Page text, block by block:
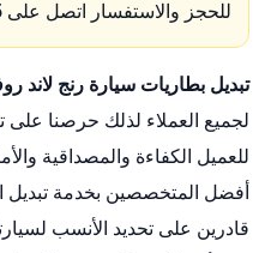
للحجز والاستفسار اتصل على
تبديل بطاريات سيارة رنج لاند
لجميع العملاء لذلك حرصنا على
للعميل الكفاءة والمصداقية
أفضل المتخصصين بخدمة تبديل
قادرين على تحديد الأنسب